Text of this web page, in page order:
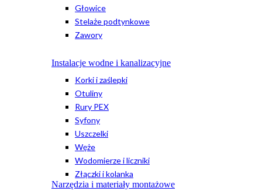
Głowice
Stelaże podtynkowe
Zawory
Instalacje wodne i kanalizacyjne
Korki i zaślepki
Otuliny
Rury PEX
Syfony
Uszczelki
Węże
Wodomierze i liczniki
Złączki i kolanka
Narzędzia i materiały montażowe